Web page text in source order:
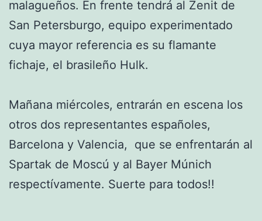
malagueños. En frente tendrá al Zenit de
San Petersburgo, equipo experimentado
cuya mayor referencia es su flamante
fichaje, el brasileño Hulk.
Mañana miércoles, entrarán en escena los
otros dos representantes españoles,
Barcelona y Valencia, que se enfrentarán al
Spartak de Moscú y al Bayer Múnich
respectívamente. Suerte para todos!!